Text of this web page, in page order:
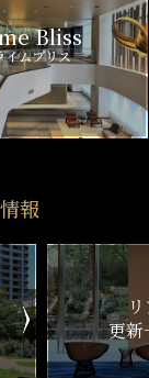
Bliss
イムブリス
報
新